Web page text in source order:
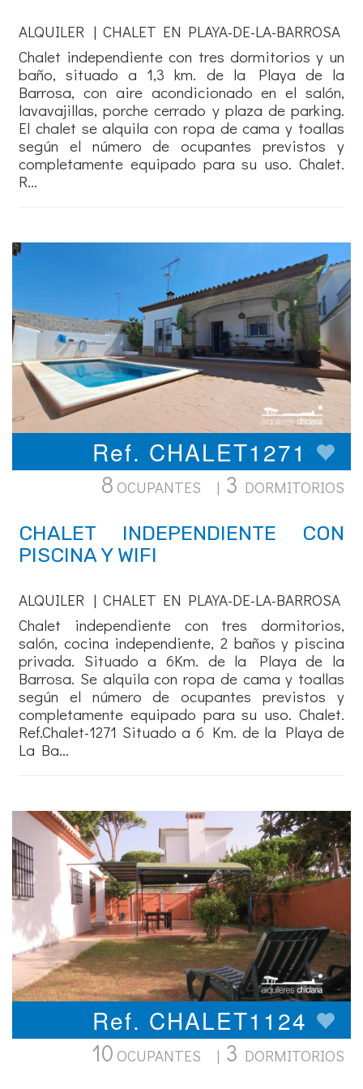
ALQUILER | CHALET EN PLAYA-DE-LA-BARROSA
Chalet independiente con tres dormitorios y un
baño, situado a 1,3 km. de la Playa de la
Barrosa, con aire acondicionado en el salón,
lavavajillas, porche cerrado y plaza de parking.
El chalet se alquila con ropa de cama y toallas
según el número de ocupantes previstos y
completamente equipado para su uso. Chalet.
R...
Ref. CHALET1271
8 OCUPANTES | 3 DORMITORIOS
CHALET INDEPENDIENTE CON
PISCINA Y WIFI
ALQUILER | CHALET EN PLAYA-DE-LA-BARROSA
Chalet independiente con tres dormitorios,
salón, cocina independiente, 2 baños y piscina
privada. Situado a 6Km. de la Playa de la
Barrosa. Se alquila con ropa de cama y toallas
según el número de ocupantes previstos y
completamente equipado para su uso. Chalet.
Ref.Chalet-1271 Situado a 6 Km. de la Playa de
La Ba...
Ref. CHALET1124
10 OCUPANTES | 3 DORMITORIOS